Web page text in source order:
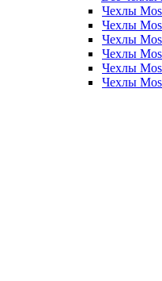
Чехлы
Чехлы
Чехлы
Чехлы
Чехлы
Чехлы